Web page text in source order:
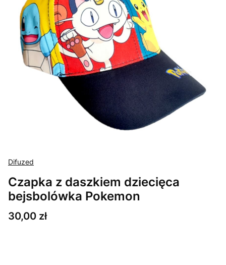
Difuzed
Czapka z daszkiem dziecięca
bejsbolówka Pokemon
Cena
30,00 zł